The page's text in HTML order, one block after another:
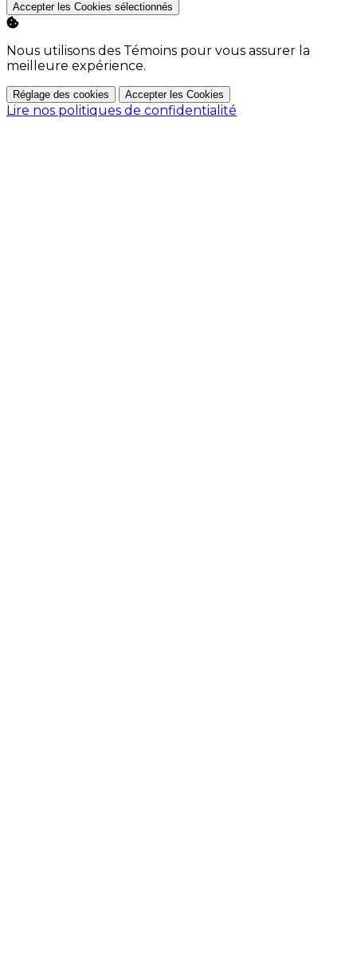
Accepter les Cookies sélectionnés
Nous utilisons des Témoins pour vous assurer la
meilleure expérience.
Réglage des cookies Accepter les Cookies
Lire nos politiques de confidentialité